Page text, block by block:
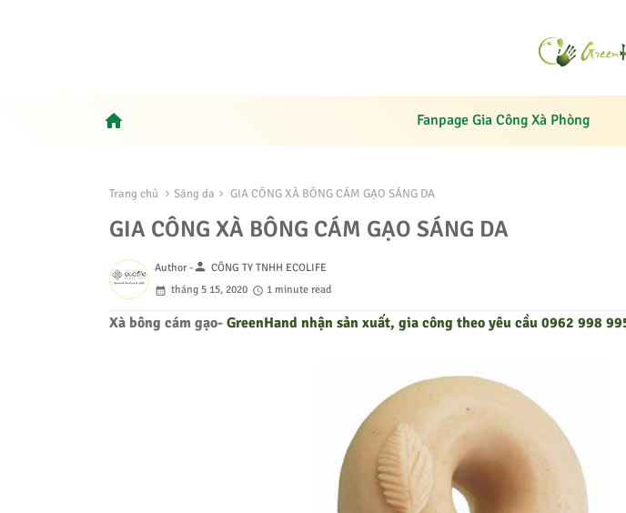
home Fanpage Gia Công Xà Phòng
Trang chủ Sáng da GIA CÔNG XÀ BÔNG CÁM GẠO SÁNG DA
GIA CÔNG XÀ BÔNG CÁM GẠO SÁNG DA
Author -person CÔNG TY TNHH ECOLIFE
tháng 5 15, 2020
1 minute read
Xà bông cám gạo- GreenHand nhận sản xuất, gia công theo yêu cầu 0962 998